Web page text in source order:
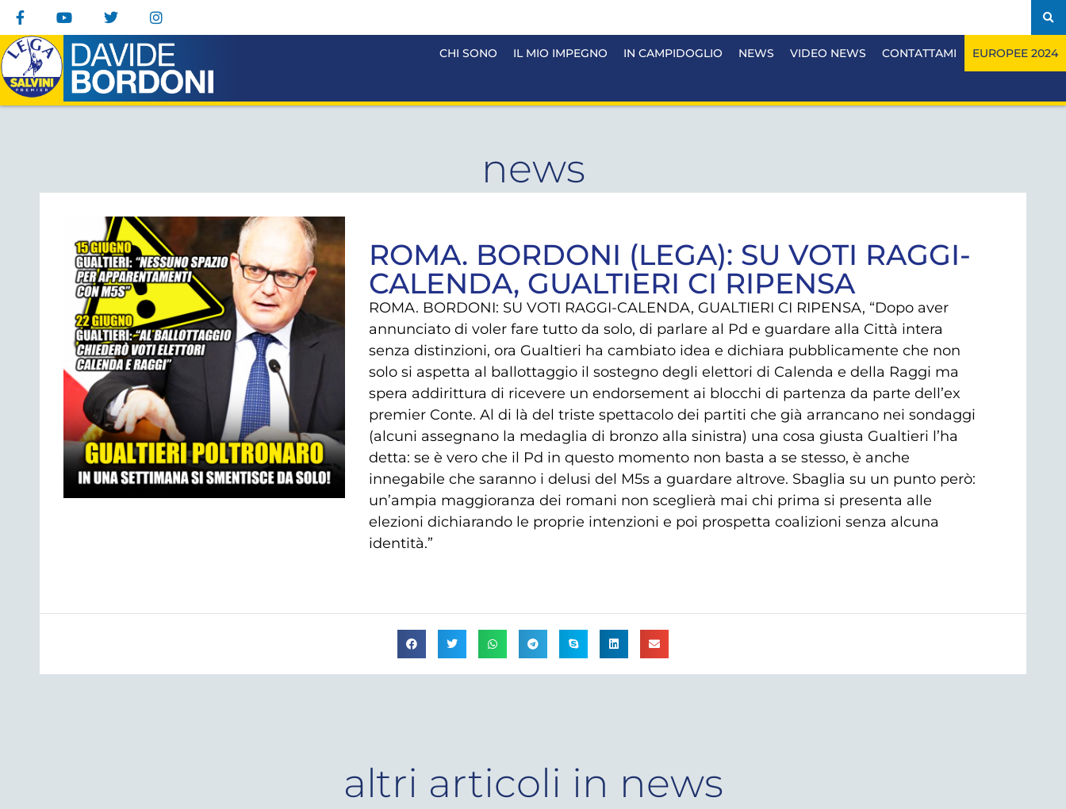
CHI SONO IL MIO IMPEGNO IN CAMPIDOGLIO NEWS VIDEO NEWS CONTATTAMI EUROPEE 2024
news
ROMA. BORDONI (LEGA): SU VOTI RAGGI-
CALENDA, GUALTIERI CI RIPENSA
ROMA. BORDONI: SU VOTI RAGGI-CALENDA, GUALTIERI CI RIPENSA, “Dopo aver
annunciato di voler fare tutto da solo, di parlare al Pd e guardare alla Città intera
senza distinzioni, ora Gualtieri ha cambiato idea e dichiara pubblicamente che non
solo si aspetta al ballottaggio il sostegno degli elettori di Calenda e della Raggi ma
spera addirittura di ricevere un endorsement ai blocchi di partenza da parte dell’ex
premier Conte. Al di là del triste spettacolo dei partiti che già arrancano nei sondaggi
(alcuni assegnano la medaglia di bronzo alla sinistra) una cosa giusta Gualtieri l’ha
detta: se è vero che il Pd in questo momento non basta a se stesso, è anche
innegabile che saranno i delusi del M5s a guardare altrove. Sbaglia su un punto però:
un’ampia maggioranza dei romani non sceglierà mai chi prima si presenta alle
elezioni dichiarando le proprie intenzioni e poi prospetta coalizioni senza alcuna
identità.”
altri articoli in news